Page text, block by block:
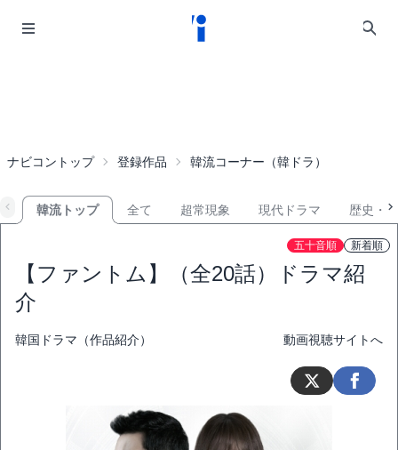
ナビコントップ 登録作品 韓流コーナー（韓ドラ）
韓流トップ 全て 超常現象 現代ドラマ 歴史・
五十音順 新着順
【ファントム】（全20話）ドラマ紹
介
韓国ドラマ（作品紹介） 動画視聴サイトへ